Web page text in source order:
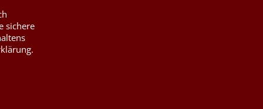
sichere